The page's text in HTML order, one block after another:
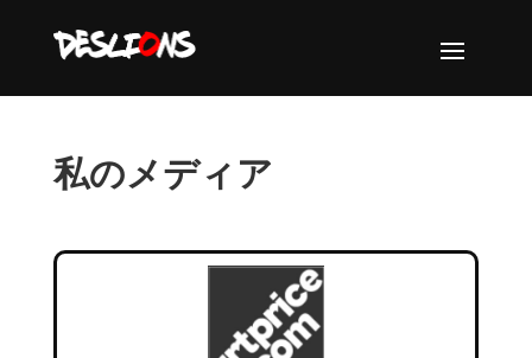
私のメディア